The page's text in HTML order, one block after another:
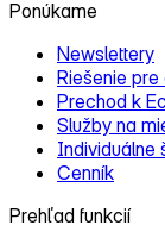
Ponúkame
Newslettery
Riešenie pre
Prechod k
Služby na
Individuálne
Cenník
Prehľad funkcií